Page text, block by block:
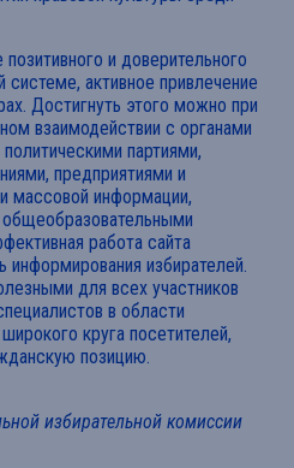
и доверительного
системе, активное привлечение
Достигнуть этого можно при
взаимодействии с органами
партиями,
предприятиями и
массовой информации,
работа сайта
информирования избирателей.
для всех участников
в области
круга посетителей,
позицию.
избирательной комиссии